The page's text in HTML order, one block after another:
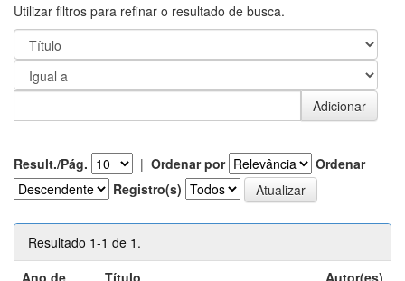
Utilizar filtros para refinar o resultado de busca.
Result./Pág. | Ordenar por
Ordenar
Registro(s)
Resultado 1-1 de 1.
Ano de
Título Autor(es)